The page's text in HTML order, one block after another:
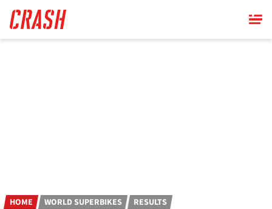
main
content
HOME WORLD SUPERBIKES RESULTS